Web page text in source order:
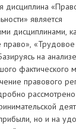
дисциплина
является
дисциплинами,
право»,
на анализе
фактического
правового
но и на